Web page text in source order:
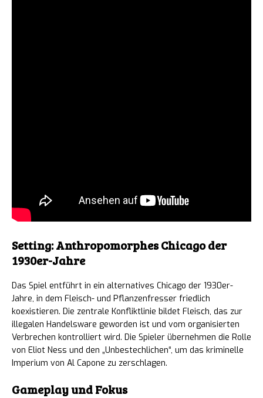
Setting: Anthropomorphes Chicago der
1930er-Jahre
Das Spiel entführt in ein alternatives Chicago der 1930er-
Jahre, in dem Fleisch- und Pflanzenfresser friedlich
koexistieren. Die zentrale Konfliktlinie bildet Fleisch, das zur
illegalen Handelsware geworden ist und vom organisierten
Verbrechen kontrolliert wird. Die Spieler übernehmen die Rolle
von Eliot Ness und den „Unbestechlichen“, um das kriminelle
Imperium von Al Capone zu zerschlagen.
Gameplay und Fokus